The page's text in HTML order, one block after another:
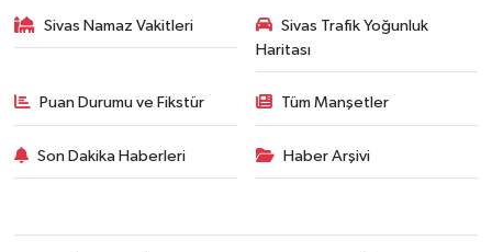
Sivas Namaz Vakitleri
Sivas Trafik Yoğunluk
Haritası
Puan Durumu ve Fikstür Tüm Manşetler
Son Dakika Haberleri Haber Arşivi